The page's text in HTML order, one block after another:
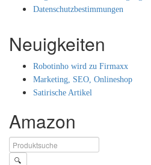
Datenschutzbestimmungen
Neuigkeiten
Robotinho wird zu Firmaxx
Marketing, SEO, Onlineshop
Satirische Artikel
Amazon
🔍